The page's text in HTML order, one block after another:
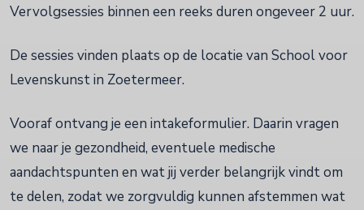
Vervolgsessies binnen een reeks duren ongeveer 2 uur.
De sessies vinden plaats op de locatie van School voor
Levenskunst in Zoetermeer.
Vooraf ontvang je een intakeformulier. Daarin vragen
we naar je gezondheid, eventuele medische
aandachtspunten en wat jij verder belangrijk vindt om
te delen, zodat we zorgvuldig kunnen afstemmen wat